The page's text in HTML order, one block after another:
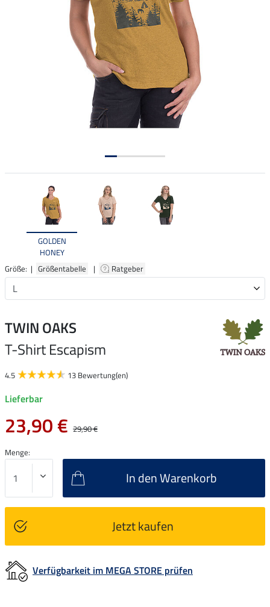
GOLDEN
HONEY
Größe: | Größentabelle | Ratgeber
TWIN OAKS
T-Shirt Escapism
4.5 13 Bewertung(en)
Lieferbar
23,90 € 29,90 €
Menge:
In den Warenkorb
Jetzt kaufen
Verfügbarkeit im MEGA STORE prüfen